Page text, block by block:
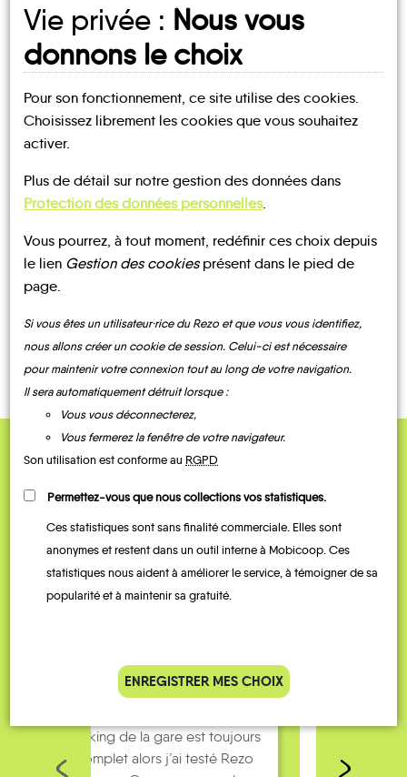
UN AVIS, UN TÉMOIGNAGE
À PARTAGER ?
Les infosMOBILITE
BUS À LA
DEMANDE
QUELQUES
Témoignages
Rezo
collègues pour aller au boulot.
Le rendez-vous est à 5
Vie privée : Nous vous
donnons le choix
Pour son fonctionnement, ce site utilise des cookies.
Choisissez librement les cookies que vous souhaitez
activer.
Plus de détail sur notre gestion des données dans
Protection des données personnelles.
Vous pourrez, à tout moment, redéfinir ces choix depuis
le lien Gestion des cookiesprésent dans le pied de
page.
Si vous êtes un utilisateur·rice du Rezo et que vous vous identifiez,
nous allons créer un cookie de session. Celui-ci est nécessaire
pour maintenir votre connexion tout au long de votre navigation.
Il sera automatiquement détruit lorsque :
Vous vous déconnecterez,
Vous fermerez la fenêtre de votre navigateur.
Son utilisation est conforme au RGPD
Permettez-vous que nous collections vos statistiques.
Ces statistiques sont sans finalité commerciale. Elles sont
anonymes et restent dans un outil interne à Mobicoop. Ces
statistiques nous aident à améliorer le service, à témoigner de sa
popularité et à maintenir sa gratuité.
ENREGISTRER MES CHOIX